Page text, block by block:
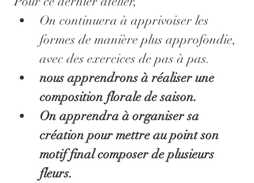
On continuera à apprivoiser les
formes de manière plus approfondie,
avec des exercices de pas à pas.
nous apprendrons à réaliser une
composition florale de saison.
On apprendra à organiser sa
création pour mettre au point son
motif final composer de plusieurs
fleurs.